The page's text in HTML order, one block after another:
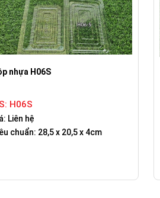
nhựa H06S
H06S
Liên hệ
chuẩn: 28,5 x 20,5 x 4cm